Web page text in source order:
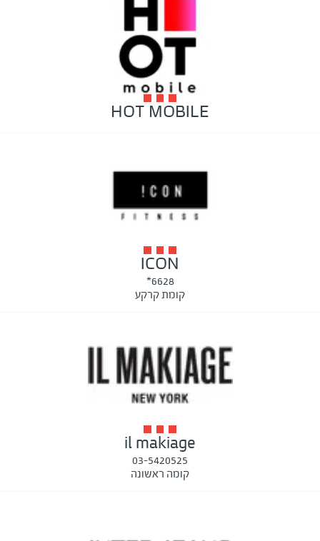
HOT MOBILE
ICON
6628*
קומת קרקע
il makiage
03-5420525
קומה ראשונה